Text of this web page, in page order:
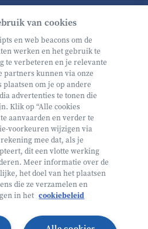
nieuwsbrief
paginapagina
pagina
↗
Cookie policy
van cookies
en web beacons om de
werken en het gebruik te
te verbeteren en je relevante
partners kunnen via onze
om je op andere
advertenties te tonen die
Klik op “Alle cookies
aanvaarden en verder te
voorkeuren wijzigen via
mee dat, als je
dit een vlotte werking
Meer informatie over de
het doel van het plaatsen
die ze verzamelen en
in het cookiebeleid